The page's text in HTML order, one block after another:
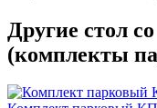
Другие стол
(комплекты